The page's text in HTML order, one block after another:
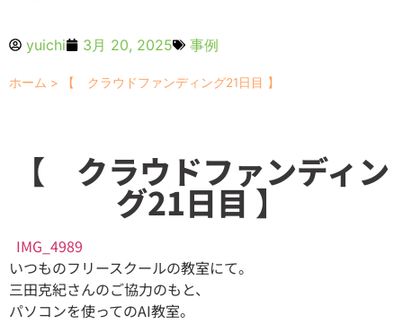
yuichi 3月 20, 2025 事例
ホーム > 【 クラウドファンディング21日目 】
【 クラウドファンディン
グ21日目 】
IMG_4989
いつものフリースクールの教室にて。
三田克紀さんのご協力のもと、
パソコンを使ってのAI教室。